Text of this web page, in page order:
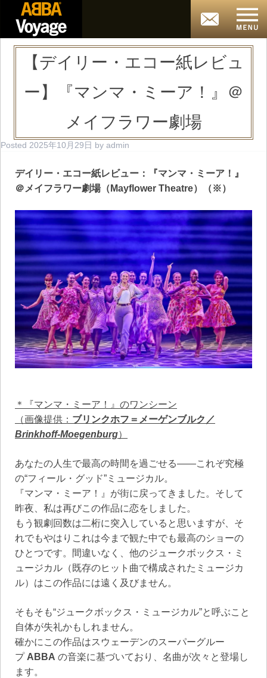
【デイリー・エコー紙レビュ
ー】『マンマ・ミーア！』＠
メイフラワー劇場
Posted 2025年10月29日 by admin
デイリー・エコー紙レビュー：『マンマ・ミーア！』
＠メイフラワー劇場（Mayflower Theatre）（※）
＊『マンマ・ミーア！』のワンシーン
（画像提供： ブリンクホフ＝メーゲンブルク／
Brinkhoff-Moegenburg）
あなたの人生で最高の時間を過ごせる――これぞ究極
の“フィール・グッド”ミュージカル。
『マンマ・ミーア！』が街に戻ってきました。そして
昨夜、私は再びこの作品に恋をしました。
もう観劇回数は二桁に突入していると思いますが、そ
れでもやはりこれは今まで観た中でも最高のショーの
ひとつです。間違いなく、他のジュークボックス・ミ
ュージカル（既存のヒット曲で構成されたミュージカ
ル）はこの作品には遠く及びません。
そもそも“ジュークボックス・ミュージカル”と呼ぶこと
自体が失礼かもしれません。
確かにこの作品はスウェーデンのスーパーグルー
プ ABBA の音楽に基づいており、名曲が次々と登場し
ます。